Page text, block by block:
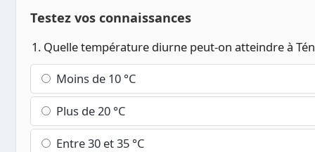
Testez vos connaissances
1. Quelle température diurne peut-on atteindre à
Moins de 10 °C
Plus de 20 °C
Entre 30 et 35 °C